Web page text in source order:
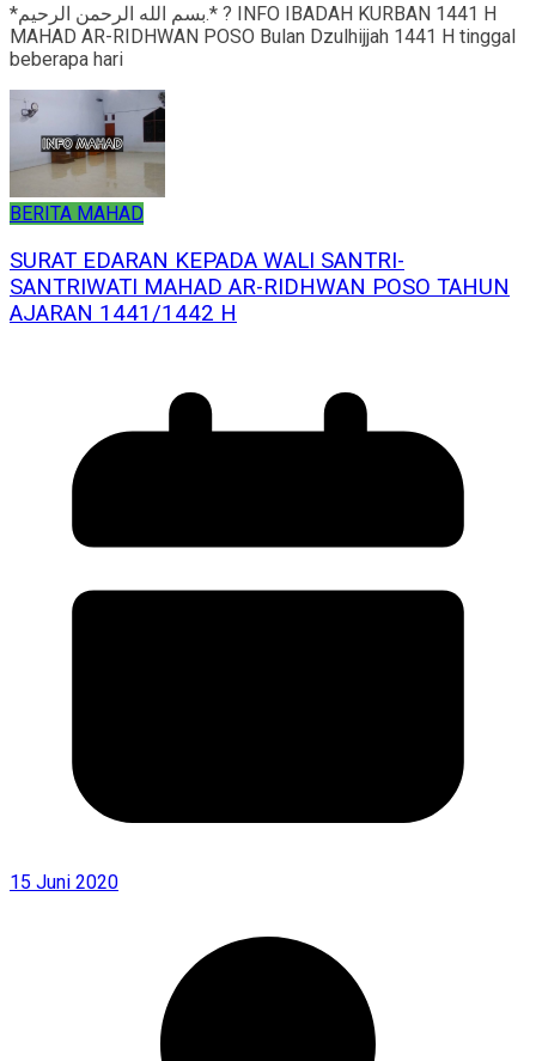
*بسم الله الرحمن الرحيم.* ? INFO IBADAH KURBAN 1441 H
MAHAD AR-RIDHWAN POSO Bulan Dzulhijjah 1441 H tinggal
beberapa hari
BERITA MAHAD
SURAT EDARAN KEPADA WALI SANTRI-
SANTRIWATI MAHAD AR-RIDHWAN POSO TAHUN
AJARAN 1441/1442 H
15 Juni 2020